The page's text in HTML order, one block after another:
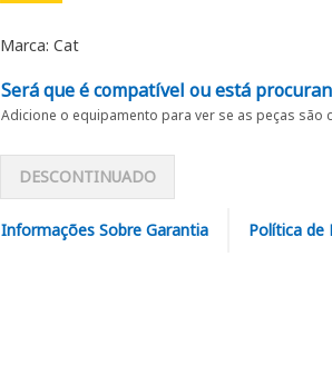
Marca: Cat
Será que é compatível ou está
Adicione o equipamento para ver se as peças
DESCONTINUADO
Informações Sobre Garantia Política de